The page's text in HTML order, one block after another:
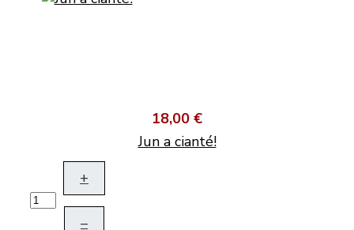
18,00 €
Jun a cianté!
+
–